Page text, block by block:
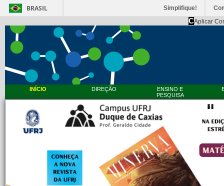
BRASIL Simplifique!
CAplicar
INÍCIO DIREÇÃO
ENSINO E
PESQUISA